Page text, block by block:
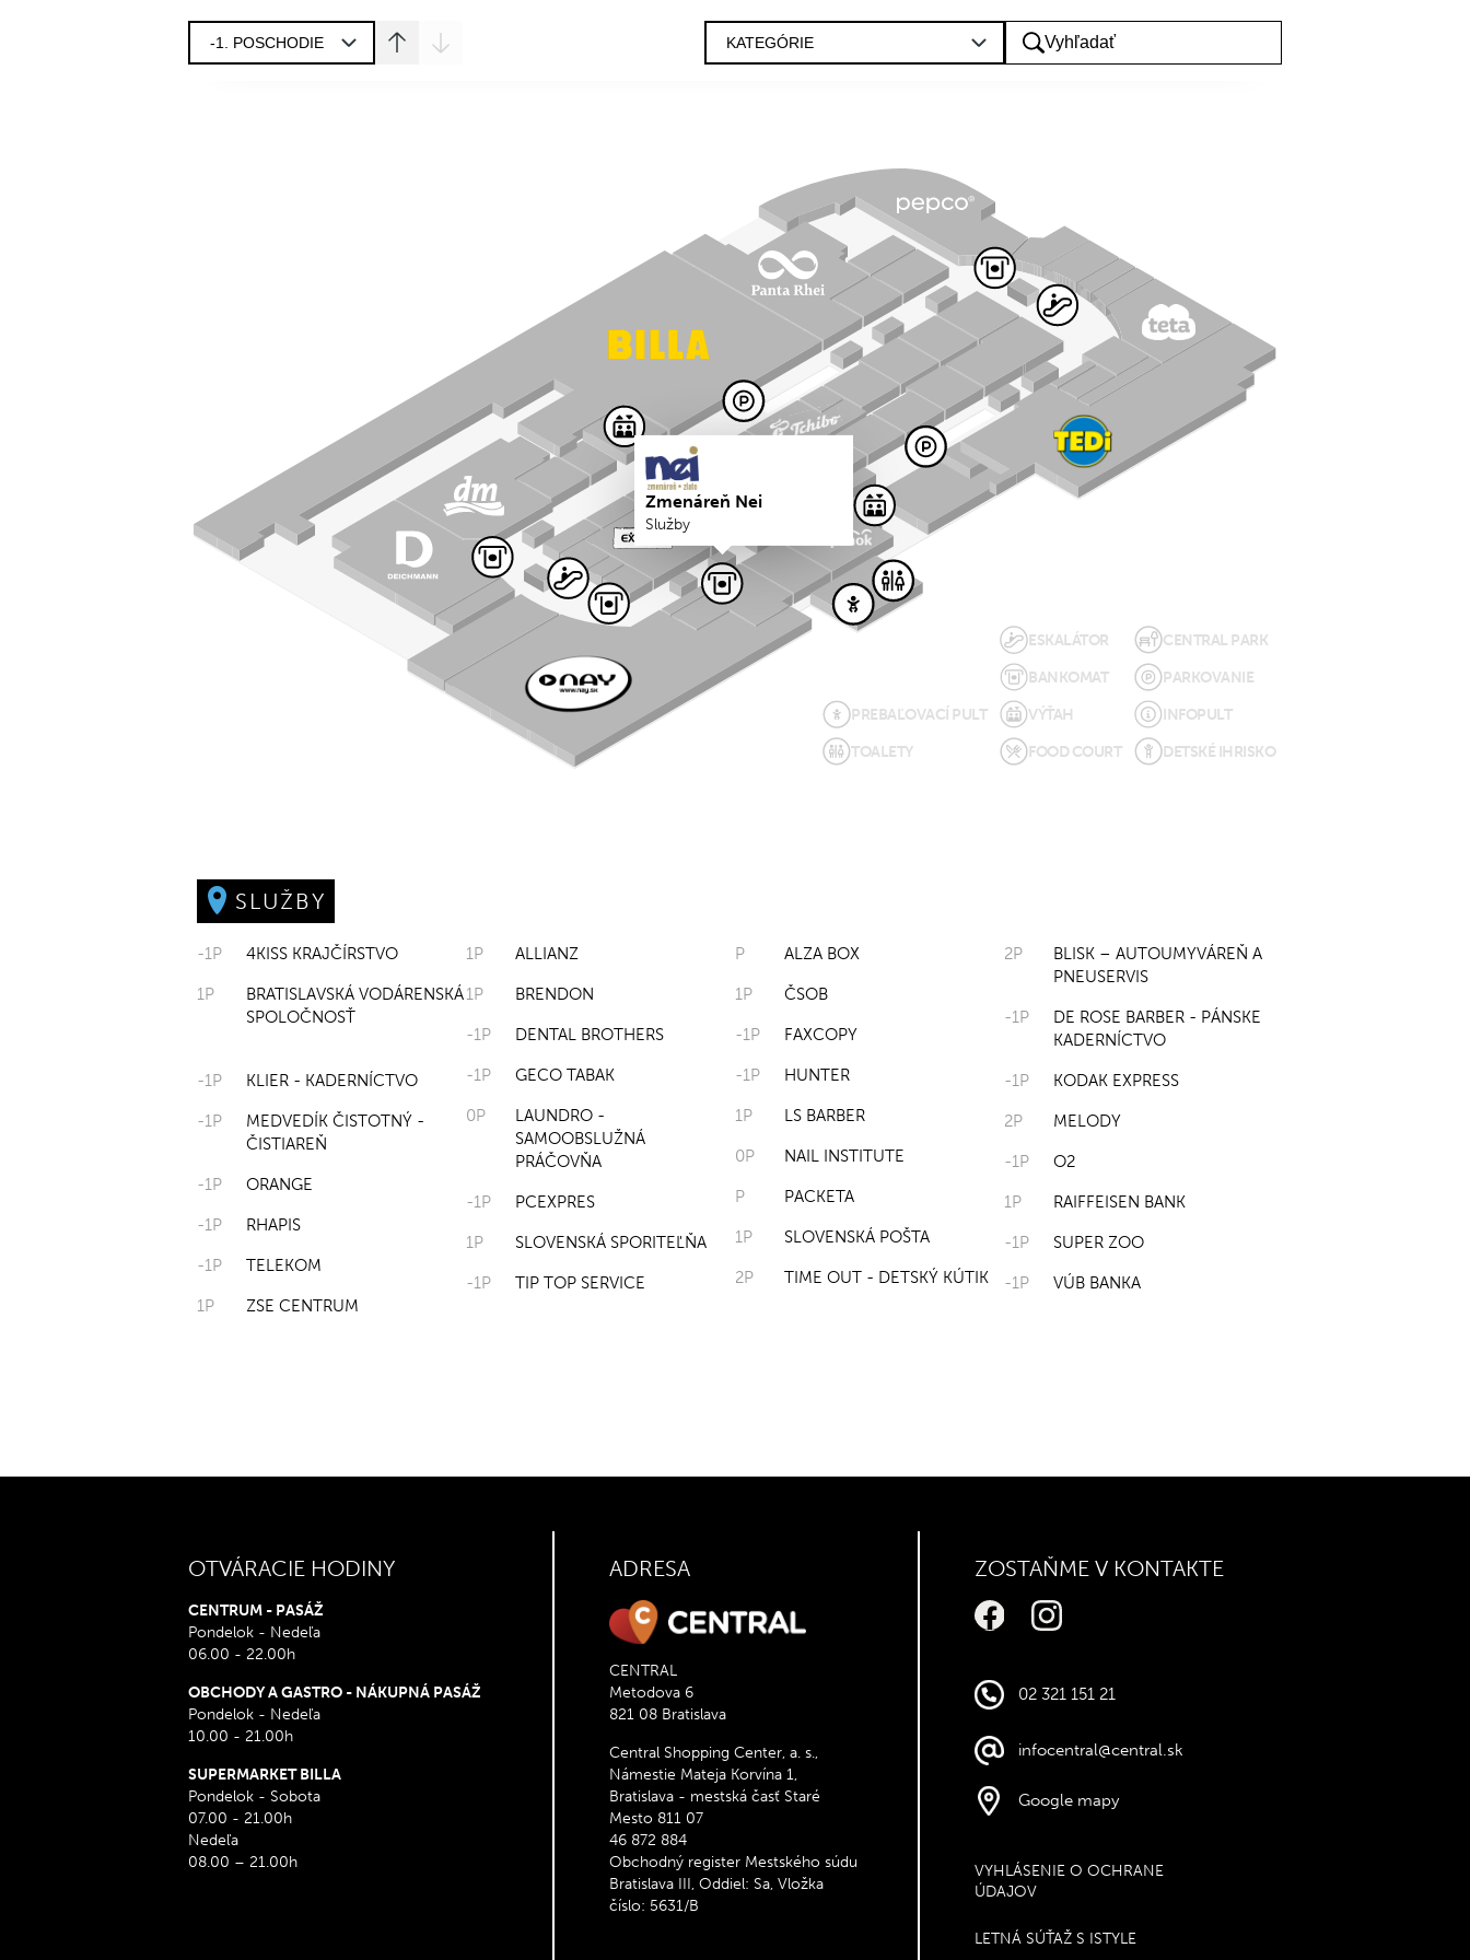
PREBAĽOVACÍ PULT
TOALETY
ESKALÁTOR
BANKOMAT
VÝŤAH
FOOD COURT
CENTRAL PARK
PARKOVANIE
INFOPULT
DETSKÉ IHRISKO
Zmenáreň Nei
Služby
SLUŽBY
-1P 4KISS KRAJČÍRSTVO 1P ALLIANZ P ALZA BOX 2P
BLISK – AUTOUMYVÁREŇ A
PNEUSERVIS
1P
BRATISLAVSKÁ VODÁRENSKÁ
SPOLOČNOSŤ
1P BRENDON 1P
ČSOB
-1P
DE ROSE BARBER - PÁNSKE
KADERNÍCTVO
-1P DENTAL BROTHERS -1P FAXCOPY
-1P GECO TABAK -1P HUNTER
-1P KLIER - KADERNÍCTVO -1P
KODAK EXPRESS
0P
LAUNDRO -
SAMOOBSLUŽNÁ
PRÁČOVŇA
1P LS BARBER
-1P
MEDVEDÍK ČISTOTNÝ -
ČISTIAREŇ
2P
MELODY
0P
NAIL INSTITUTE -1P
O2
-1P
ORANGE
P PACKETA
-1P PCEXPRES 1P
RAIFFEISEN BANK
-1P
RHAPIS
1P SLOVENSKÁ POŠTA
1P SLOVENSKÁ SPORITEĽŇA -1P
SUPER ZOO
-1P
TELEKOM
2P TIME OUT - DETSKÝ KÚTIK
-1P TIP TOP SERVICE -1P
VÚB BANKA
1P
ZSE CENTRUM
OTVÁRACIE HODINY
CENTRUM - PASÁŽ
Pondelok - Nedeľa
06.00 - 22.00h
OBCHODY A GASTRO - NÁKUPNÁ PASÁŽ
Pondelok - Nedeľa
10.00 - 21.00h
SUPERMARKET BILLA
Pondelok - Sobota
07.00 - 21.00h
Nedeľa
08.00 – 21.00h
ADRESA
CENTRAL
Metodova 6
821 08 Bratislava
Central Shopping Center, a. s.,
Námestie Mateja Korvína 1,
Bratislava - mestská časť Staré
Mesto 811 07
46 872 884
Obchodný register Mestského súdu
Bratislava III, Oddiel: Sa, Vložka
číslo: 5631/B
ZOSTAŇME V KONTAKTE
02 321 151 21
infocentral@central.sk
Google mapy
VYHLÁSENIE O OCHRANE
ÚDAJOV
LETNÁ SÚŤAŽ S ISTYLE